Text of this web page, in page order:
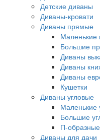
Детские диваны
Диваны-кровати
Диваны прямые
Большие
Диваны
Диваны
Диваны
Кушетки
Диваны угловые
Маленькие
Большие
П-
Диваны для дачи